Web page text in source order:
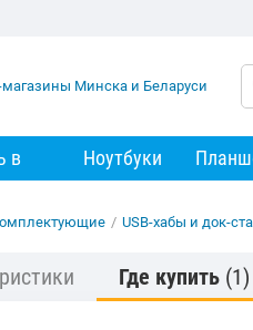
в Ноутбуки
/ USB-хабы и док-
Где купить (1)